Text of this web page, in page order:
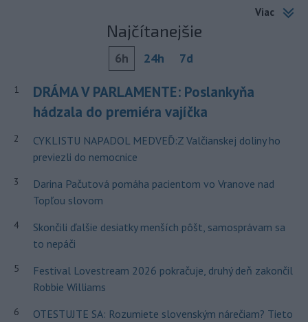
Viac
Najčítanejšie
6h 24h 7d
1
DRÁMA V PARLAMENTE: Poslankyňa
hádzala do premiéra vajíčka
2
CYKLISTU NAPADOL MEDVEĎ:Z Valčianskej doliny ho
previezli do nemocnice
3
Darina Pačutová pomáha pacientom vo Vranove nad
Topľou slovom
4
Skončili ďalšie desiatky menších pôšt, samosprávam sa
to nepáči
5
Festival Lovestream 2026 pokračuje, druhý deň zakončil
Robbie Williams
6
OTESTUJTE SA: Rozumiete slovenským nárečiam? Tieto